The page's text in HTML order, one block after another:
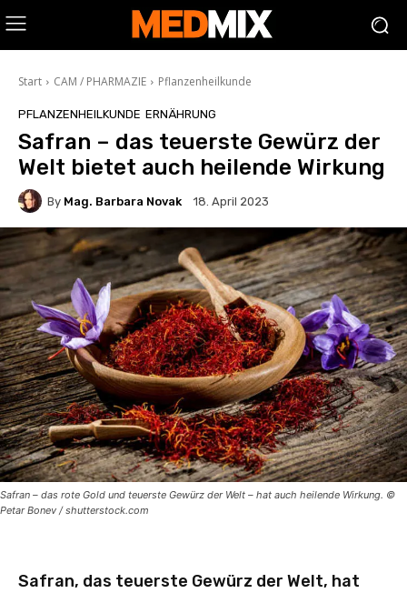
Start CAM / PHARMAZIE Pflanzenheilkunde
PFLANZENHEILKUNDE ERNÄHRUNG
Safran – das teuerste Gewürz der
Welt bietet auch heilende Wirkung
By Mag. Barbara Novak 18. April 2023
Safran – das rote Gold und teuerste Gewürz der Welt – hat auch heilende Wirkung. ©
Petar Bonev / shutterstock.com
Safran, das teuerste Gewürz der Welt, hat